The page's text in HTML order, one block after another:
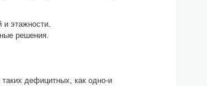
и этажности.
решения.
дефицитных, как одно-и